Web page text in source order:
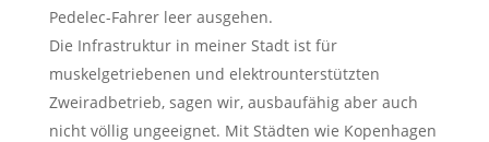
Pedelec-Fahrer leer ausgehen.
Die Infrastruktur in meiner Stadt ist für
muskelgetriebenen und elektrounterstützten
Zweiradbetrieb, sagen wir, ausbaufähig aber auch
nicht völlig ungeeignet. Mit Städten wie Kopenhagen